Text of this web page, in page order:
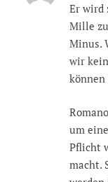
Er wird
Mille
Minus.
wir
um
Pflicht
macht.